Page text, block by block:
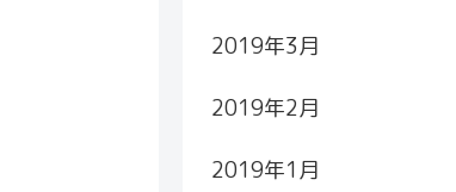
2019年3月
2019年2月
2019年1月